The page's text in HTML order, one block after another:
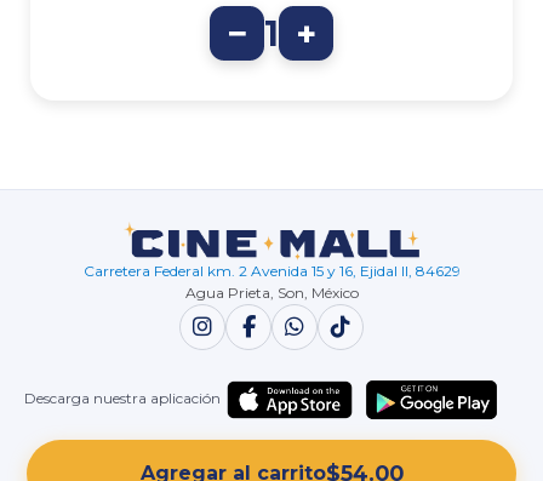
− 1 +
Agregar al carrito$54.00
Carretera Federal km. 2 Avenida 15 y 16, Ejidal II, 84629
Agua Prieta, Son, México
Descarga nuestra aplicación
Términos y Condiciones de Uso